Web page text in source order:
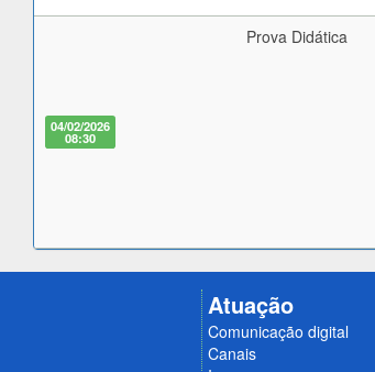
04/02/2026
08:30
Prova Didática
Atuação
Comunicação digital
Canais